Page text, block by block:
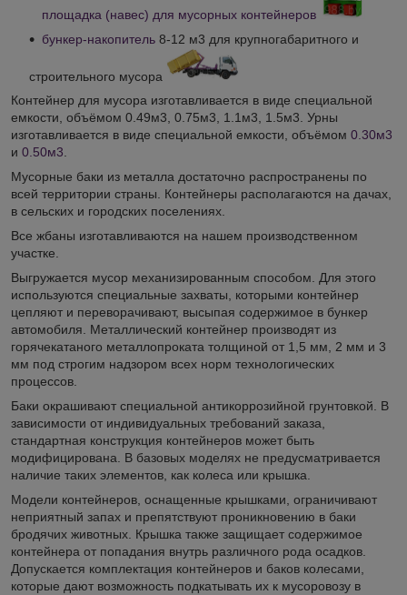
площадка (навес) для мусорных контейнеров
бункер-накопитель 8-12 м3 для крупногабаритного и
строительного мусора
Контейнер для мусора изготавливается в виде специальной
емкости, объёмом 0.49м3, 0.75м3, 1.1м3, 1.5м3. Урны
изготавливается в виде специальной емкости, объёмом 0.30м3
и 0.50м3.
Мусорные баки из металла достаточно распространены по
всей территории страны. Контейнеры располагаются на дачах,
в сельских и городских поселениях.
Все жбаны изготавливаются на нашем производственном
участке.
Выгружается мусор механизированным способом. Для этого
используются специальные захваты, которыми контейнер
цепляют и переворачивают, высыпая содержимое в бункер
автомобиля. Металлический контейнер производят из
горячекатаного металлопроката толщиной от 1,5 мм, 2 мм и 3
мм под строгим надзором всех норм технологических
процессов.
Баки окрашивают специальной антикоррозийной грунтовкой. В
зависимости от индивидуальных требований заказа,
стандартная конструкция контейнеров может быть
модифицирована. В базовых моделях не предусматривается
наличие таких элементов, как колеса или крышка.
Модели контейнеров, оснащенные крышками, ограничивают
неприятный запах и препятствуют проникновению в баки
бродячих животных. Крышка также защищает содержимое
контейнера от попадания внутрь различного рода осадков.
Допускается комплектация контейнеров и баков колесами,
которые дают возможность подкатывать их к мусоровозу в